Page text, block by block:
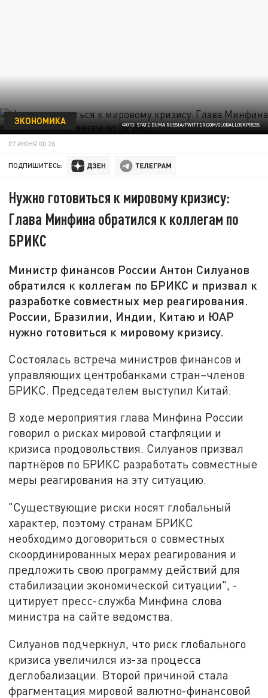
ФОТО: STATE DUMA RUSSIA/TWITTER.COM/GLOBALLOOKPRESS
ЭКОНОМИКА
07 ИЮНЯ 00:26
ПОДПИШИТЕСЬ:
Нужно готовиться к мировому кризису:
Глава Минфина обратился к коллегам по
БРИКС
Министр финансов России Антон Силуанов
обратился к коллегам по БРИКС и призвал к
разработке совместных мер реагирования.
России, Бразилии, Индии, Китаю и ЮАР
нужно готовиться к мировому кризису.
Состоялась встреча министров финансов и
управляющих центробанками стран–членов
БРИКС. Председателем выступил Китай.
В ходе мероприятия глава Минфина России
говорил о рисках мировой стагфляции и
кризиса продовольствия. Силуанов призвал
партнёров по БРИКС разработать совместные
меры реагирования на эту ситуацию.
"Существующие риски носят глобальный
характер, поэтому странам БРИКС
необходимо договориться о совместных
скоординированных мерах реагирования и
предложить свою программу действий для
стабилизации экономической ситуации", -
цитирует пресс-служба Минфина слова
министра на сайте ведомства.
Силуанов подчеркнул, что риск глобального
кризиса увеличился из-за процесса
деглобализации. Второй причиной стала
фрагментация мировой валютно-финансовой